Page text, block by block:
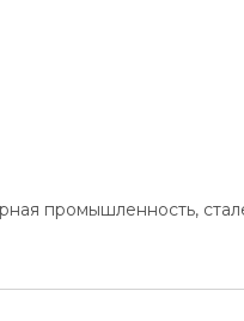
промышленность,